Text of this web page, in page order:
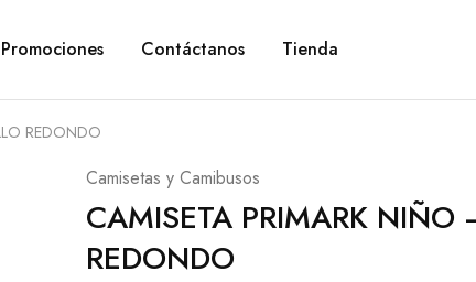
Promociones Contáctanos Tienda
REDONDO
Camisetas y Camibusos
CAMISETA PRIMARK NIÑO
REDONDO